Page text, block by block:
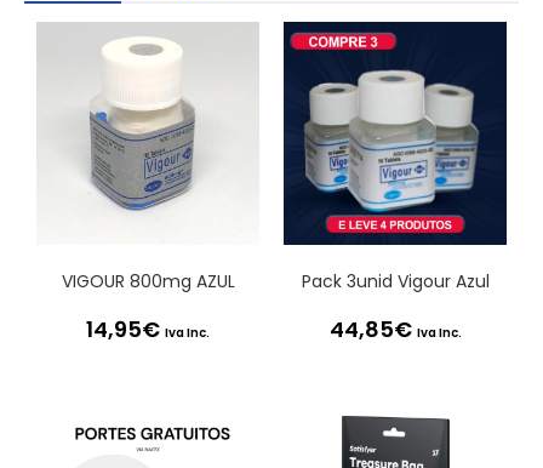
VIGOUR 800mg AZUL
14,95€ Iva Inc.
Pack 3unid Vigour Azul
44,85€ Iva Inc.